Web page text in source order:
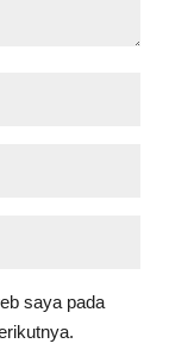
saya pada